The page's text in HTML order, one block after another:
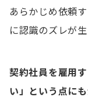
あらかじめ依頼
に認識のズレが
契約社員を雇用
い」という点にも